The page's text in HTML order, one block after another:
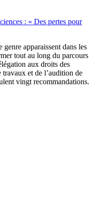
: « Des pertes pour
apparaissent dans les
tout au long du parcours
aux droits des
et de l’audition de
vingt recommandations.